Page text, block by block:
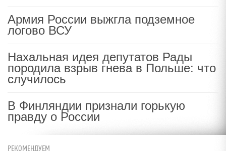
Армия России выжгла подземное
логово ВСУ
Нахальная идея депутатов Рады
породила взрыв гнева в Польше: что
случилось
В Финляндии признали горькую
правду о России
РЕКОМЕНДУЕМ